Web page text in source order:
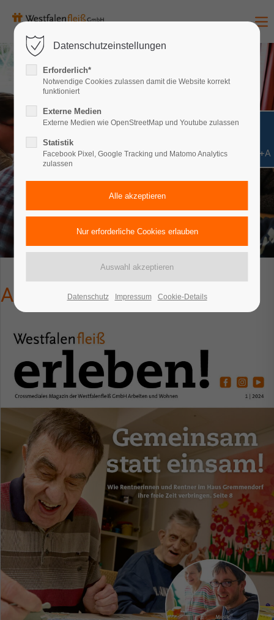
Ausgaben
Datenschutzeinstellungen
Erforderlich*
Notwendige Cookies zulassen damit die Website korrekt
funktioniert
Externe Medien
Externe Medien wie OpenStreetMap und Youtube zulassen
Statistik
Facebook Pixel, Google Tracking und Matomo Analytics
zulassen
Datenschutz Impressum Cookie-Details
Shift+Alt+A